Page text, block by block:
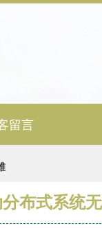
留言
布式系统